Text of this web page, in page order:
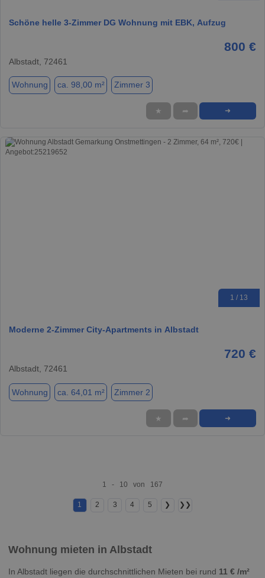
Schöne helle 3-Zimmer DG Wohnung mit EBK, Aufzug
800 €
Albstadt, 72461
Wohnung ca. 98,00 m² Zimmer 3
★ ➦ ➜
1 / 13
Moderne 2-Zimmer City-Apartments in Albstadt
720 €
Albstadt, 72461
Wohnung ca. 64,01 m² Zimmer 2
★ ➦ ➜
1 - 10 von 167
1 2 3 4 5 ❯ ❯❯
Wohnung mieten in Albstadt
In Albstadt liegen die durchschnittlichen Mieten bei rund 11 € /m²